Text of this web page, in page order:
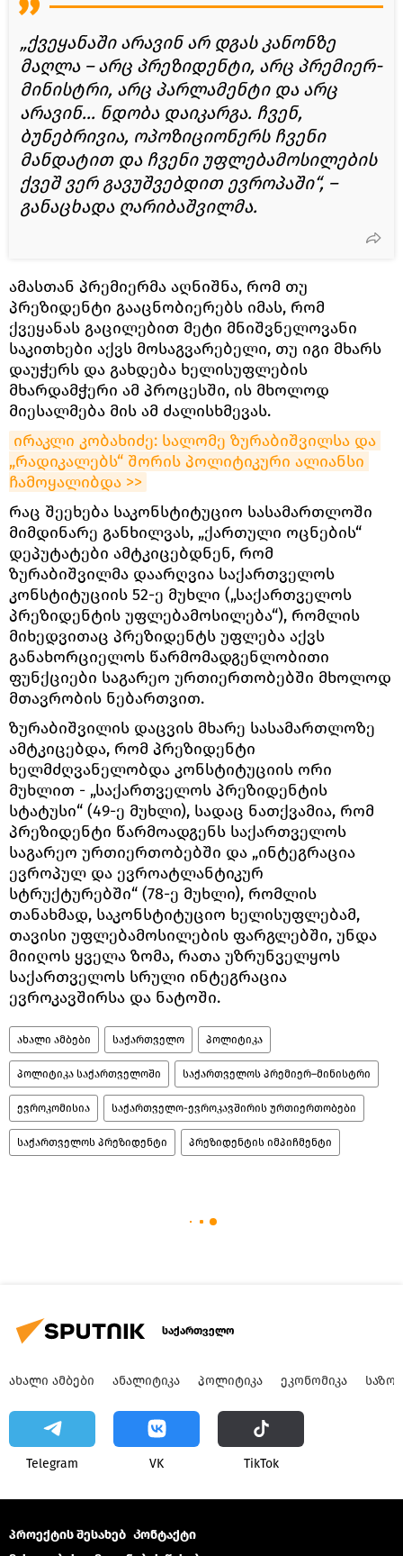
„ქვეყანაში არავინ არ დგას კანონზე
მაღლა – არც პრეზიდენტი, არც პრემიერ-
მინისტრი, არც პარლამენტი და არც
არავინ... ნდობა დაიკარგა. ჩვენ,
ბუნებრივია, ოპოზიციონერს ჩვენი
მანდატით და ჩვენი უფლებამოსილების
ქვეშ ვერ გავუშვებდით ევროპაში“, –
განაცხადა ღარიბაშვილმა.
ამასთან პრემიერმა აღნიშნა, რომ თუ
პრეზიდენტი გააცნობიერებს იმას, რომ
ქვეყანას გაცილებით მეტი მნიშვნელოვანი
საკითხები აქვს მოსაგვარებელი, თუ იგი მხარს
დაუჭერს და გახდება ხელისუფლების
მხარდამჭერი ამ პროცესში, ის მხოლოდ
მიესალმება მის ამ ძალისხმევას.
ირაკლი კობახიძე: სალომე ზურაბიშვილსა და
„რადიკალებს“ შორის პოლიტიკური ალიანსი
ჩამოყალიბდა >>
რაც შეეხება საკონსტიტუციო სასამართლოში
მიმდინარე განხილვას, „ქართული ოცნების“
დეპუტატები ამტკიცებდნენ, რომ
ზურაბიშვილმა დაარღვია საქართველოს
კონსტიტუციის 52-ე მუხლი („საქართველოს
პრეზიდენტის უფლებამოსილება“), რომლის
მიხედვითაც პრეზიდენტს უფლება აქვს
განახორციელოს წარმომადგენლობითი
ფუნქციები საგარეო ურთიერთობებში მხოლოდ
მთავრობის ნებართვით.
ზურაბიშვილის დაცვის მხარე სასამართლოზე
ამტკიცებდა, რომ პრეზიდენტი
ხელმძღვანელობდა კონსტიტუციის ორი
მუხლით - „საქართველოს პრეზიდენტის
სტატუსი“ (49-ე მუხლი), სადაც ნათქვამია, რომ
პრეზიდენტი წარმოადგენს საქართველოს
საგარეო ურთიერთობებში და „ინტეგრაცია
ევროპულ და ევროატლანტიკურ
სტრუქტურებში“ (78-ე მუხლი), რომლის
თანახმად, საკონსტიტუციო ხელისუფლებამ,
თავისი უფლებამოსილების ფარგლებში, უნდა
მიიღოს ყველა ზომა, რათა უზრუნველყოს
საქართველოს სრული ინტეგრაცია
ევროკავშირსა და ნატოში.
ახალი ამბები საქართველო პოლიტიკა
პოლიტიკა საქართველოში საქართველოს პრემიერ–მინისტრი
ევროკომისია საქართველო-ევროკავშირის ურთიერთობები
საქართველოს პრეზიდენტი პრეზიდენტის იმპიჩმენტი
საქართველო
ᲐᲮᲐᲚᲘ ᲐᲛᲑᲔᲑᲘ ᲐᲜᲐᲚᲘᲢᲘᲙᲐ ᲞᲝᲚᲘᲢᲘᲙᲐ ᲔᲙᲝᲜᲝᲛᲘᲙᲐ
Telegram VK ТikТоk
პროექტის შესახებ Კონტაქტი